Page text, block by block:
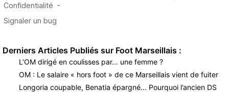
Derniers Articles Publiés sur Foot Marseillais :
L’OM dirigé en coulisses par… une femme ?
OM : Le salaire « hors foot » de ce Marseillais vient de fuiter
Longoria coupable, Benatia épargné… Pourquoi l’ancien DS